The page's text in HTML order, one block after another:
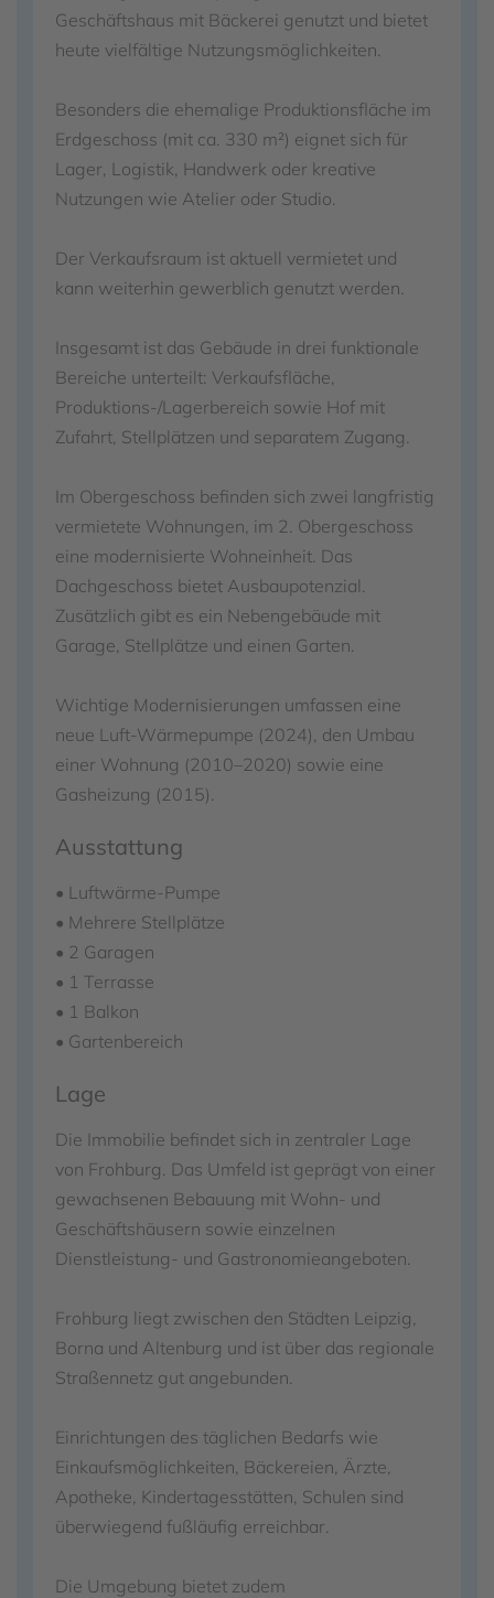
Geschäftshaus mit Bäckerei genutzt und bietet
heute vielfältige Nutzungsmöglichkeiten.
Besonders die ehemalige Produktionsfläche im
Erdgeschoss (mit ca. 330 m²) eignet sich für
Lager, Logistik, Handwerk oder kreative
Nutzungen wie Atelier oder Studio.
Der Verkaufsraum ist aktuell vermietet und
kann weiterhin gewerblich genutzt werden.
Insgesamt ist das Gebäude in drei funktionale
Bereiche unterteilt: Verkaufsfläche,
Produktions-/Lagerbereich sowie Hof mit
Zufahrt, Stellplätzen und separatem Zugang.
Im Obergeschoss befinden sich zwei langfristig
vermietete Wohnungen, im 2. Obergeschoss
eine modernisierte Wohneinheit. Das
Dachgeschoss bietet Ausbaupotenzial.
Zusätzlich gibt es ein Nebengebäude mit
Garage, Stellplätze und einen Garten.
Wichtige Modernisierungen umfassen eine
neue Luft-Wärmepumpe (2024), den Umbau
einer Wohnung (2010–2020) sowie eine
Gasheizung (2015).
Ausstattung
• Luftwärme-Pumpe
• Mehrere Stellplätze
• 2 Garagen
• 1 Terrasse
• 1 Balkon
• Gartenbereich
Lage
Die Immobilie befindet sich in zentraler Lage
von Frohburg. Das Umfeld ist geprägt von einer
gewachsenen Bebauung mit Wohn- und
Geschäftshäusern sowie einzelnen
Dienstleistung- und Gastronomieangeboten.
Frohburg liegt zwischen den Städten Leipzig,
Borna und Altenburg und ist über das regionale
Straßennetz gut angebunden.
Einrichtungen des täglichen Bedarfs wie
Einkaufsmöglichkeiten, Bäckereien, Ärzte,
Apotheke, Kindertagesstätten, Schulen sind
überwiegend fußläufig erreichbar.
Die Umgebung bietet zudem